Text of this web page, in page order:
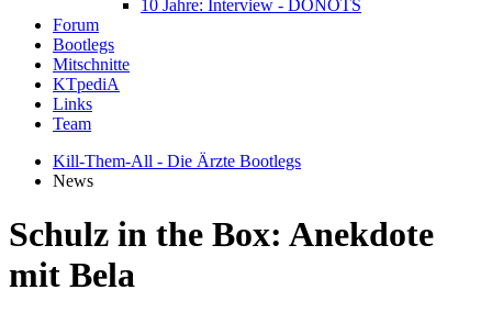
10 Jahre: Interview - DONOTS
Forum
Bootlegs
Mitschnitte
KTpediA
Links
Team
Kill-Them-All - Die Ärzte Bootlegs
News
Schulz in the Box: Anekdote
mit Bela